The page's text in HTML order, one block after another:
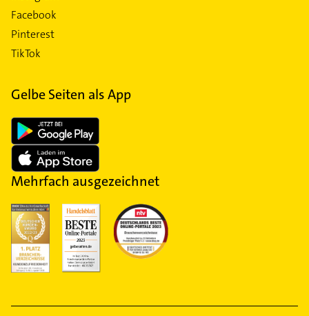
Facebook
Pinterest
TikTok
Gelbe Seiten als App
Mehrfach ausgezeichnet